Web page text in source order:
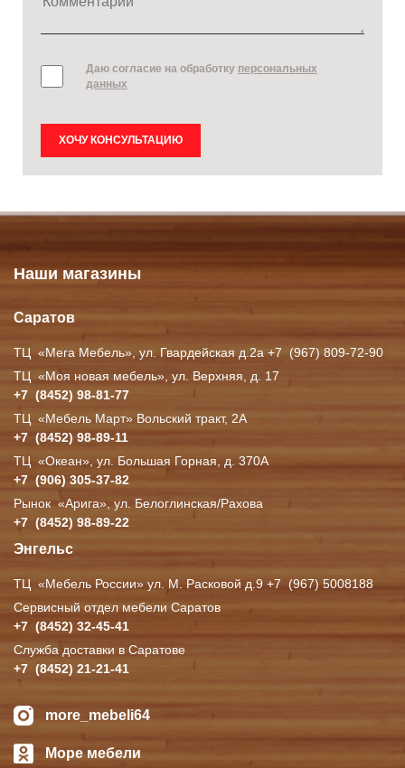
Даю согласие на обработку персональных
данных
ХОЧУ КОНСУЛЬТАЦИЮ
Наши магазины
Саратов
ТЦ «Мега Мебель», ул. Гвардейская д.2а +7 (967) 809-72-90
ТЦ «Моя новая мебель», ул. Верхняя, д. 17
+7 (8452) 98-81-77
ТЦ «Мебель Март» Вольский тракт, 2А
+7 (8452) 98-89-11
ТЦ «Океан», ул. Большая Горная, д. 370А
+7 (906) 305-37-82
Рынок «Арига», ул. Белоглинская/Рахова
+7 (8452) 98-89-22
Энгельс
ТЦ «Мебель России» ул. М. Расковой д.9 +7 (967) 5008188
Сервисный отдел мебели Саратов
+7 (8452) 32-45-41
Служба доставки в Саратове
+7 (8452) 21-21-41
more_mebeli64
Море мебели